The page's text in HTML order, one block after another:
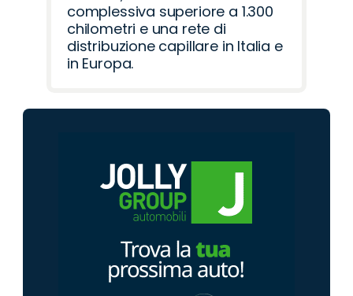
complessiva superiore a 1.300
chilometri e una rete di
distribuzione capillare in Italia e
in Europa.